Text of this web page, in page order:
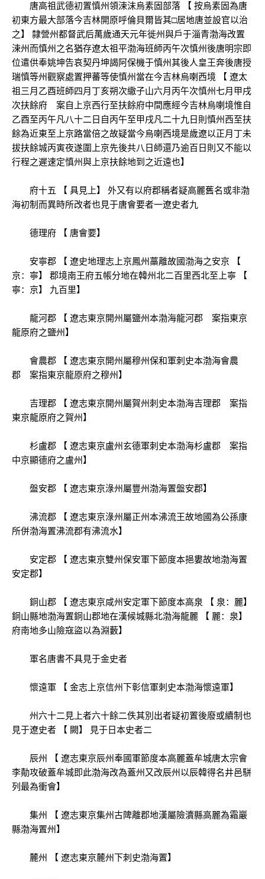
唐高祖武德初置慎州領涑沫烏素固部落 【 按烏素固為唐
初東方最大部落今吉林開原呼倫貝爾皆其□居地唐並設官以治
之】 隸營州都督武后萬歲通天元年徙州與戶于淄青渤海改置
涑州而慎州之名猶存遼太祖平渤海班師丙午次慎州後唐明宗即
位遣供奉姚坤告哀契丹坤謁阿保機于慎州其後人皇王奔後唐授
瑞慎等州觀察處置押蕃等使慎州當在今吉林烏喇西境 【 遼太
祖三月乙酉班師四月丁亥朔次繖子山六月丙午次慎州七月甲戌
次扶餘府 案自上京西行至扶餘府中間應經今吉林烏喇境惟自
乙酉至丙午凡八十二日自丙午至甲戌凡二十九日則慎州西至扶
餘為近東至上京路當倍之故疑當今烏喇西境是歲遼以正月丁未
拔扶餘城丙寅夜遂圍上京先後共八日師還乃逾百日則又不能以
行程之遲速定慎州與上京扶餘地到之近遠也】
府十五 【 具見上】 外又有以府郡稱者疑高麗舊名或非渤
海初制而異時所改者也見于唐會要者一遼史者九
德理府 【 唐會要】
安寧郡 【 遼史地理志上京鳳州藁離故國渤海之安京 【
京：寧】 郡境南王府五帳分地在韓州北二百里西北至上寧 【
寧：京】 九百里】
龍河郡 【 遼志東京開州屬鹽州本渤海龍河郡 案指東京
龍原府之鹽州】
會農郡 【 遼志東京開州屬穆州保和軍刺史本渤海會農
郡 案指東京龍原府之穆州】
吉理郡 【 遼志東京開州屬賀州刺史本渤海吉理郡 案指
東京龍原府之賀州】
杉盧郡 【 遼志東京盧州玄德軍刺史本渤海杉盧郡 案指
中京顯德府之盧州】
盤安郡 【 遼志東京淥州屬豐州渤海置盤安郡】
沸流郡 【 遼志東京淥州屬正州本沸流王故地國為公孫康
所併渤海置沸流郡有沸流水】
安定郡 【 遼志東京雙州保安軍下節度本挹婁故地渤海置
安定郡】
銅山郡 【 遼志東京咸州安定軍下節度本高泉 【 泉：麗】
銅山縣地渤海置銅山郡地在漢候城縣北渤海龍麗 【 麗：泉】
府南地多山險寇盜以為淵藪】
軍名唐書不具見于金史者
懷遠軍 【 金志上京信州下彰信軍刺史本渤海懷遠軍】
州六十二見上者六十餘二佚其別出者疑初置後廢或續制也
見于遼史者 【 闕】 見于日本史者二
辰州 【 遼志東京辰州奉國軍節度本高麗蓋牟城唐太宗會
李勣攻破蓋牟城即此渤海改為蓋州又改辰州以辰韓得名井邑駢
列最為衝會】
集州 【 遼志東京集州古陴離郡地漢屬險瀆縣高麗為霜巖
縣渤海置州】
麓州 【 遼志東京麓州下刺史渤海置】